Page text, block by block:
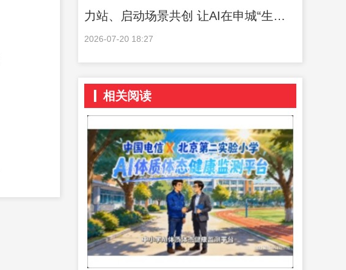
力站、启动场景共创 让AI在申城“生
息”扎根
2026-07-20 18:27
相关阅读